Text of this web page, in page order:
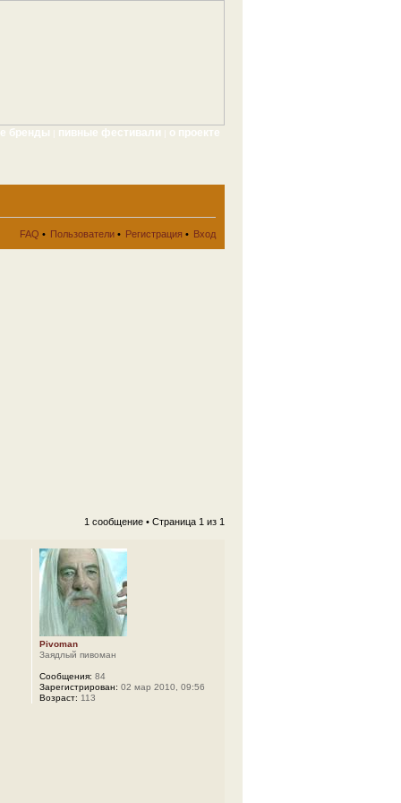
бренды пивные фестивали о проекте
FAQ • Пользователи • Регистрация • Вход
1 сообщение • Страница 1 из 1
Pivoman
Заядлый пивоман
Сообщения: 84
Зарегистрирован: 02 мар 2010, 09:56
Возраст: 113